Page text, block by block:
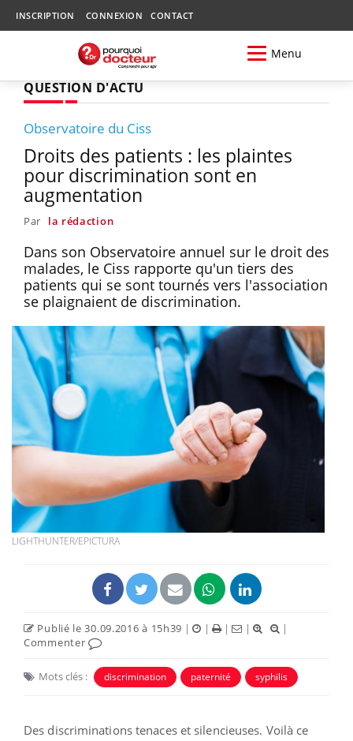
INSCRIPTION CONNEXION CONTACT
Menu
QUESTION D'ACTU
Observatoire du Ciss
Droits des patients : les plaintes
pour discrimination sont en
augmentation
Par la rédaction
Dans son Observatoire annuel sur le droit des
malades, le Ciss rapporte qu'un tiers des
patients qui se sont tournés vers l'association
se plaignaient de discrimination.
LIGHTHUNTER/EPICTURA
Publié le 30.09.2016 à 15h39 | | | |
|
Commenter
Mots clés : discrimination paternité syphilis
Des discriminations tenaces et silencieuses. Voilà ce